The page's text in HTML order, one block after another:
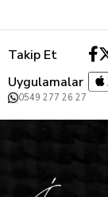
Takip Et
Uygulamalar
0549 277 26 27